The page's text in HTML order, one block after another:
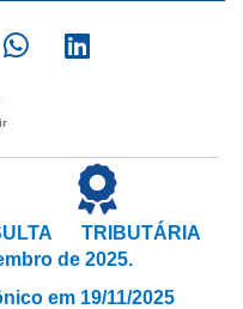
TRIBUTÁRIA
de 2025.
em 19/11/2025